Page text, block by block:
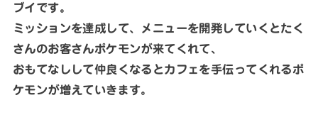
ブイです。
ミッションを達成して、メニューを開発していくとたく
さんのお客さんポケモンが来てくれて、
おもてなしして仲良くなるとカフェを手伝ってくれるポ
ケモンが増えていきます。